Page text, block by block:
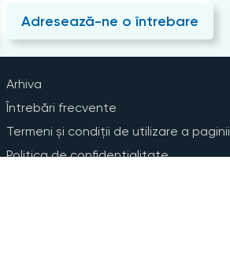
Adresează-ne o întrebare
Arhiva
Întrebări frecvente
Termeni și condiții de utilizare a paginii
Politica de confidențialitate